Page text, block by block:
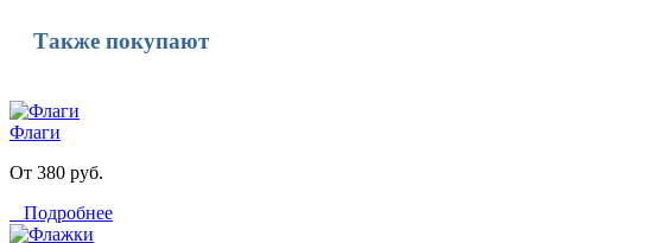
Также покупают
Флаги
От 380 руб.
Подробнее